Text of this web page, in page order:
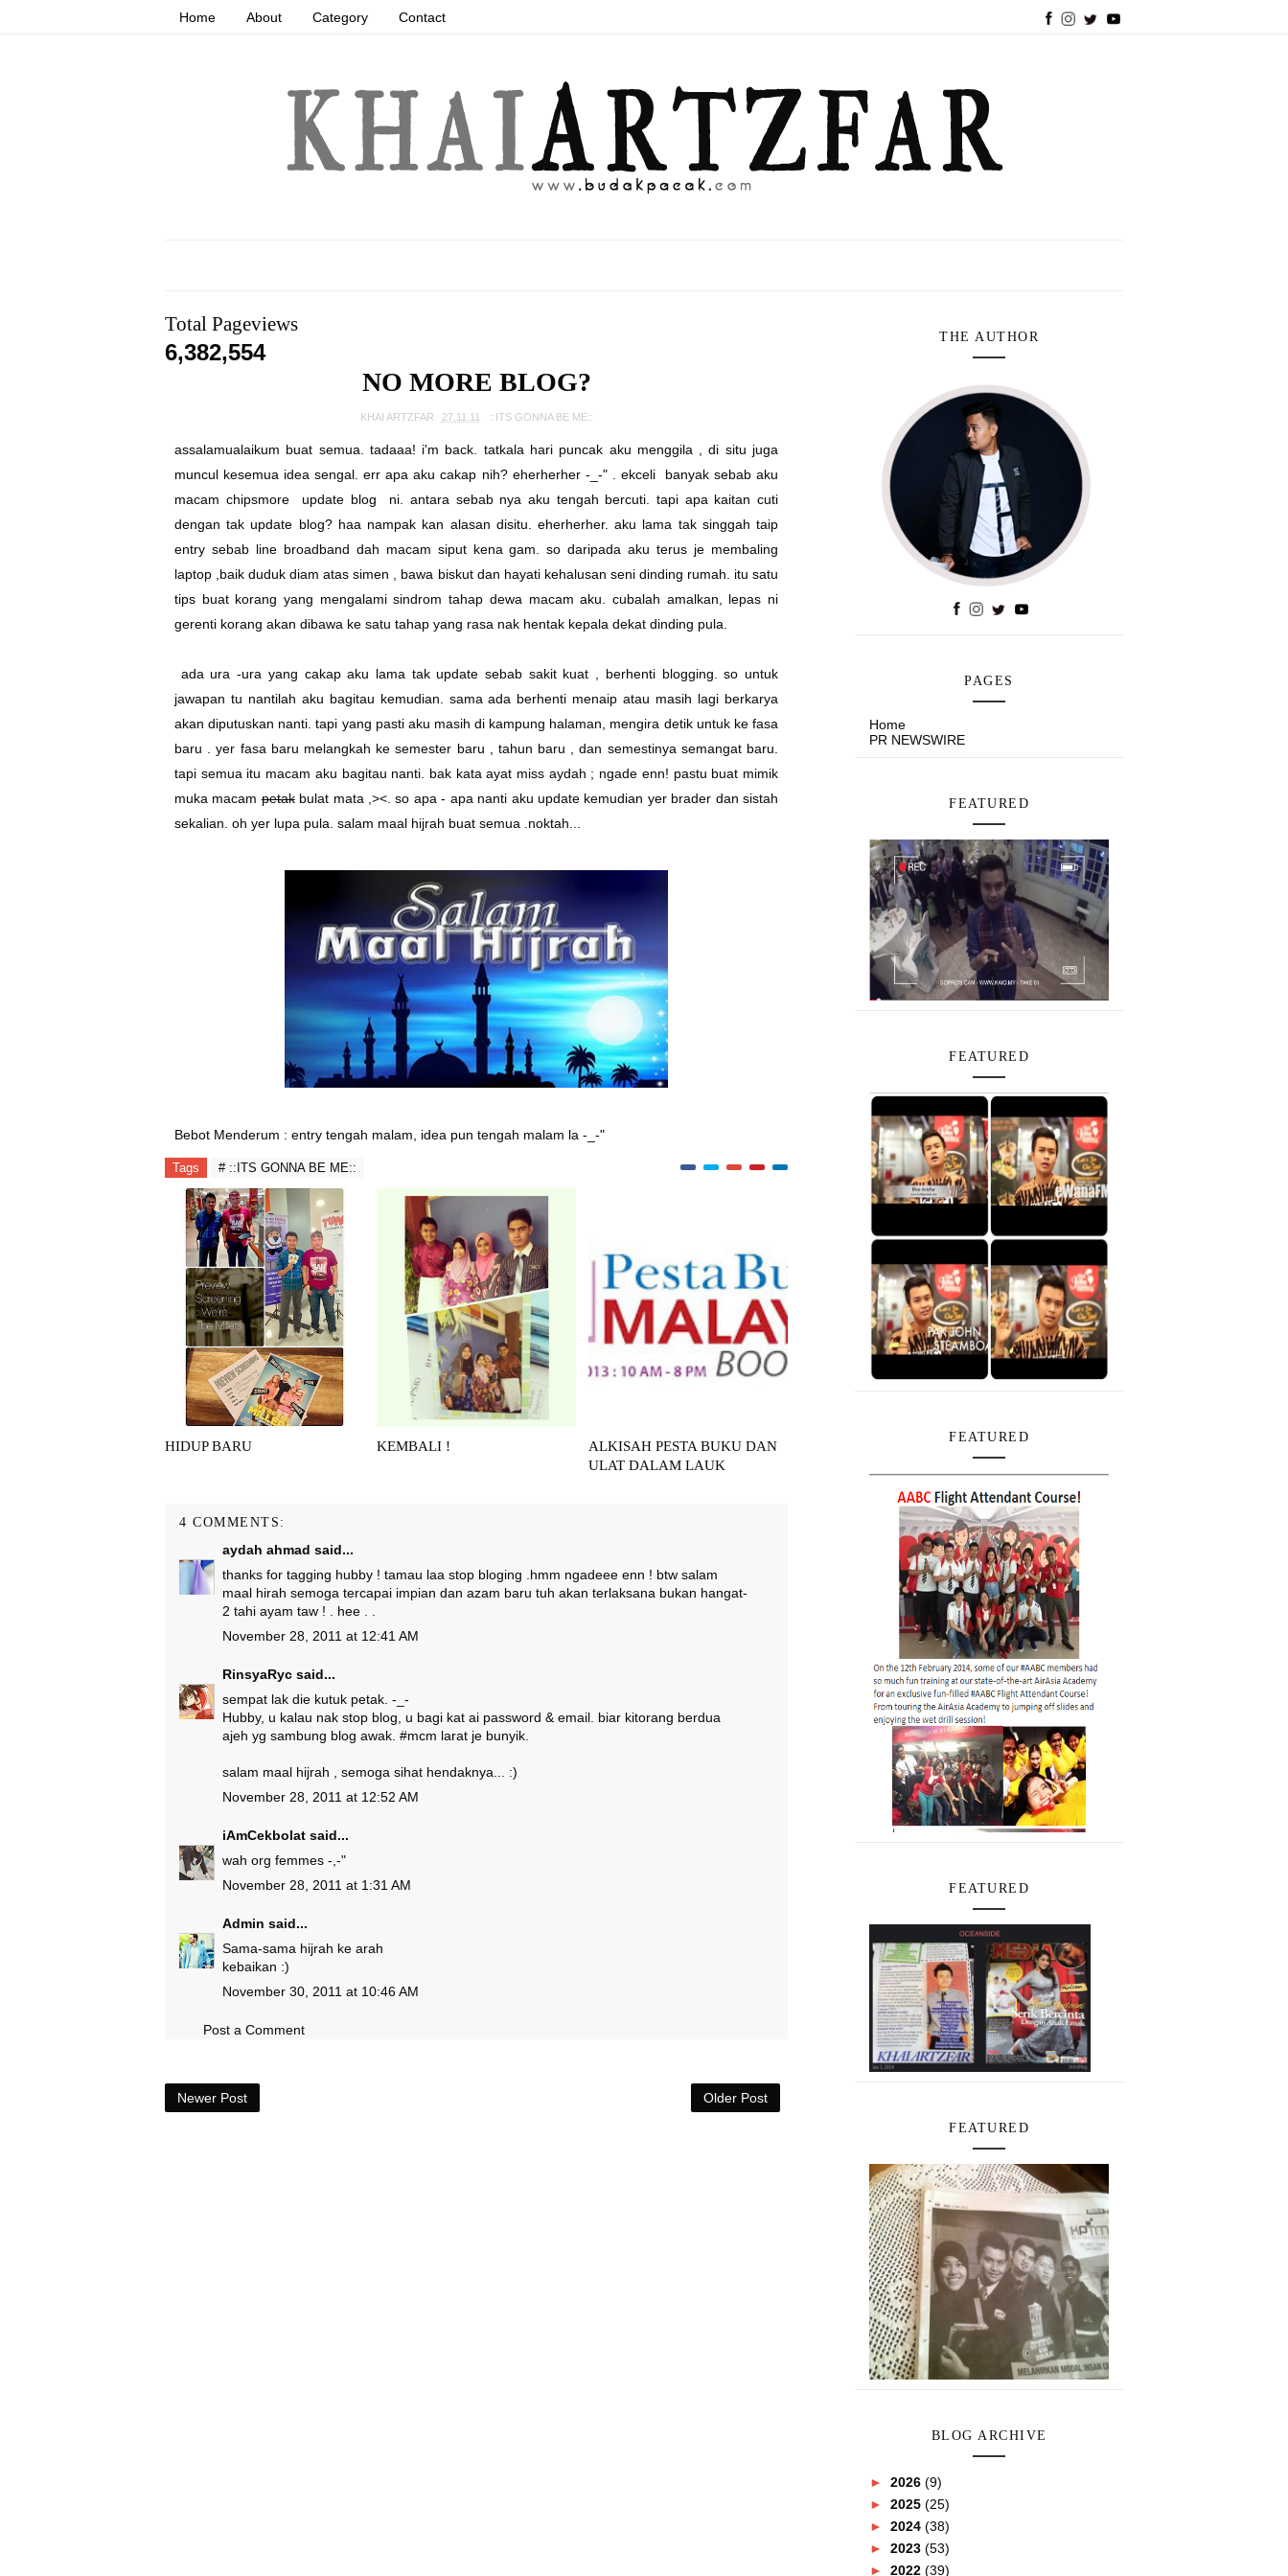
Home About Category Contact
Total Pageviews
6,382,554
NO MORE BLOG?
KHAI ARTZFAR 27.11.11 ::ITS GONNA BE ME::
assalamualaikum buat semua. tadaaa! i'm back. tatkala hari puncak aku menggila , di situ juga
muncul kesemua idea sengal. err apa aku cakap nih? eherherher -_-" . ekceli banyak sebab aku
macam chipsmore update blog ni. antara sebab nya aku tengah bercuti. tapi apa kaitan cuti
dengan tak update blog? haa nampak kan alasan disitu. eherherher. aku lama tak singgah taip
entry sebab line broadband dah macam siput kena gam. so daripada aku terus je membaling
laptop ,baik duduk diam atas simen , bawa biskut dan hayati kehalusan seni dinding rumah. itu satu
tips buat korang yang mengalami sindrom tahap dewa macam aku. cubalah amalkan, lepas ni
gerenti korang akan dibawa ke satu tahap yang rasa nak hentak kepala dekat dinding pula.
ada ura -ura yang cakap aku lama tak update sebab sakit kuat , berhenti blogging. so untuk
jawapan tu nantilah aku bagitau kemudian. sama ada berhenti menaip atau masih lagi berkarya
akan diputuskan nanti. tapi yang pasti aku masih di kampung halaman, mengira detik untuk ke fasa
baru . yer fasa baru melangkah ke semester baru , tahun baru , dan semestinya semangat baru.
tapi semua itu macam aku bagitau nanti. bak kata ayat miss aydah ; ngade enn! pastu buat mimik
muka macampetak bulat mata ,><. so apa - apa nanti aku update kemudian yer brader dan sistah
sekalian. oh yer lupa pula. salam maal hijrah buat semua .noktah...
Bebot Menderum : entry tengah malam, idea pun tengah malam la -_-"
Tags # ::ITS GONNA BE ME::
HIDUP BARU KEMBALI !
ALKISAH PESTA BUKU DAN
ULAT DALAM LAUK
4 COMMENTS:
aydah ahmad said...
thanks for tagging hubby ! tamau laa stop bloging .hmm ngadeee enn ! btw salam
maal hirah semoga tercapai impian dan azam baru tuh akan terlaksana bukan hangat-
2 tahi ayam taw ! . hee . .
November 28, 2011 at 12:41 AM
RinsyaRyc said...
sempat lak die kutuk petak. -_-
Hubby, u kalau nak stop blog, u bagi kat ai password & email. biar kitorang berdua
ajeh yg sambung blog awak. #mcm larat je bunyik.
salam maal hijrah , semoga sihat hendaknya... :)
November 28, 2011 at 12:52 AM
iAmCekbolat said...
wah org femmes -,-"
November 28, 2011 at 1:31 AM
Admin said...
Sama-sama hijrah ke arah
kebaikan :)
November 30, 2011 at 10:46 AM
Post a Comment
Newer Post Older Post
THE AUTHOR
PAGES
Home
PR NEWSWIRE
FEATURED
FEATURED
FEATURED
FEATURED
FEATURED
BLOG ARCHIVE
► 2026 (9)
► 2025 (25)
► 2024 (38)
► 2023 (53)
► 2022 (39)